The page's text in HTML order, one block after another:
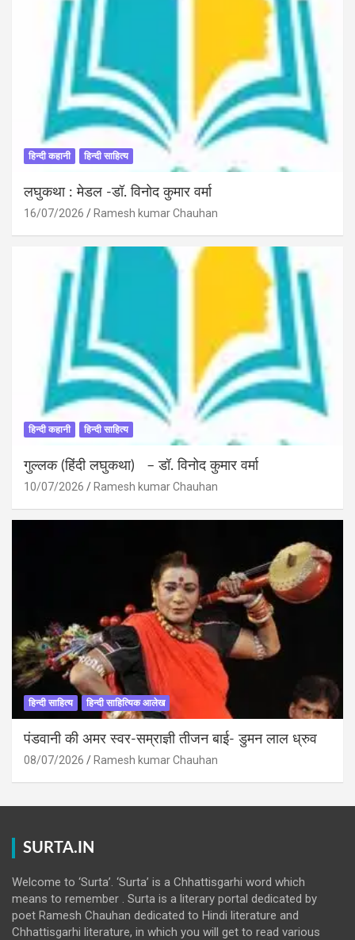
हिन्दी कहानी हिन्दी साहित्य
लघुकथा : मेडल -डॉ. विनोद कुमार वर्मा
16/07/2026 Ramesh kumar Chauhan
हिन्दी कहानी हिन्दी साहित्य
गुल्लक (हिंदी लघुकथा) – डॉ. विनोद कुमार वर्मा
10/07/2026 Ramesh kumar Chauhan
हिन्दी साहित्य हिन्दी साहित्यिक आलेख
पंडवानी की अमर स्वर-सम्राज्ञी तीजन बाई- डुमन लाल ध्रुव
08/07/2026 Ramesh kumar Chauhan
SURTA.IN
Welcome to ‘Surta’. ‘Surta’ is a Chhattisgarhi word which
means to remember . Surta is a literary portal dedicated by
poet Ramesh Chauhan dedicated to Hindi literature and
Chhattisgarhi literature, in which you will get to read various